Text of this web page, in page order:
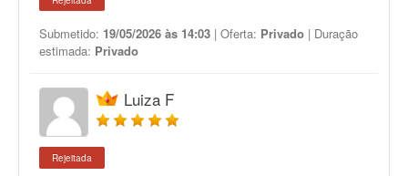
Submetido: 19/05/2026 às 14:03 | Oferta: Privado | Duração
estimada: Privado
Luiza F
Rejeitada